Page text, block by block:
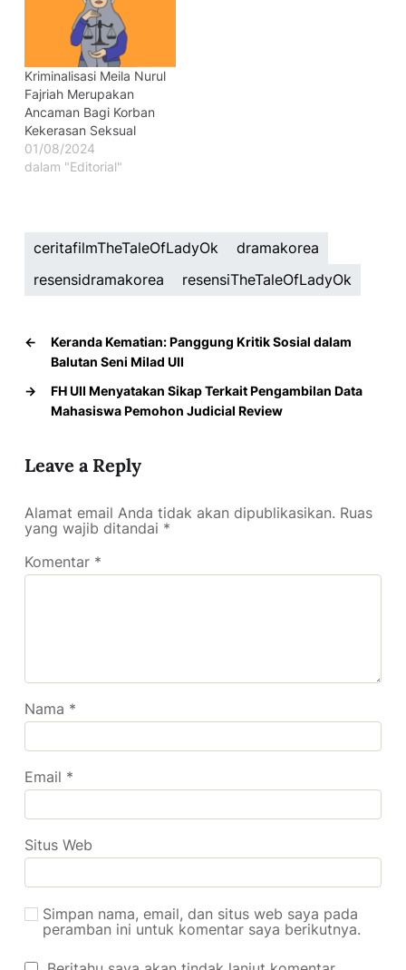
Kriminalisasi Meila Nurul
Fajriah Merupakan
Ancaman Bagi Korban
Kekerasan Seksual
01/08/2024
dalam "Editorial"
ceritafilmTheTaleOfLadyOk
dramakorea
resensidramakorea
resensiTheTaleOfLadyOk
←
Keranda Kematian: Panggung Kritik Sosial dalam
Balutan Seni Milad UII
→
FH UII Menyatakan Sikap Terkait Pengambilan Data
Mahasiswa Pemohon Judicial Review
Leave a Reply
Alamat email Anda tidak akan dipublikasikan. Ruas
yang wajib ditandai *
Komentar *
Nama *
Email *
Situs Web
Simpan nama, email, dan situs web saya pada
peramban ini untuk komentar saya berikutnya.